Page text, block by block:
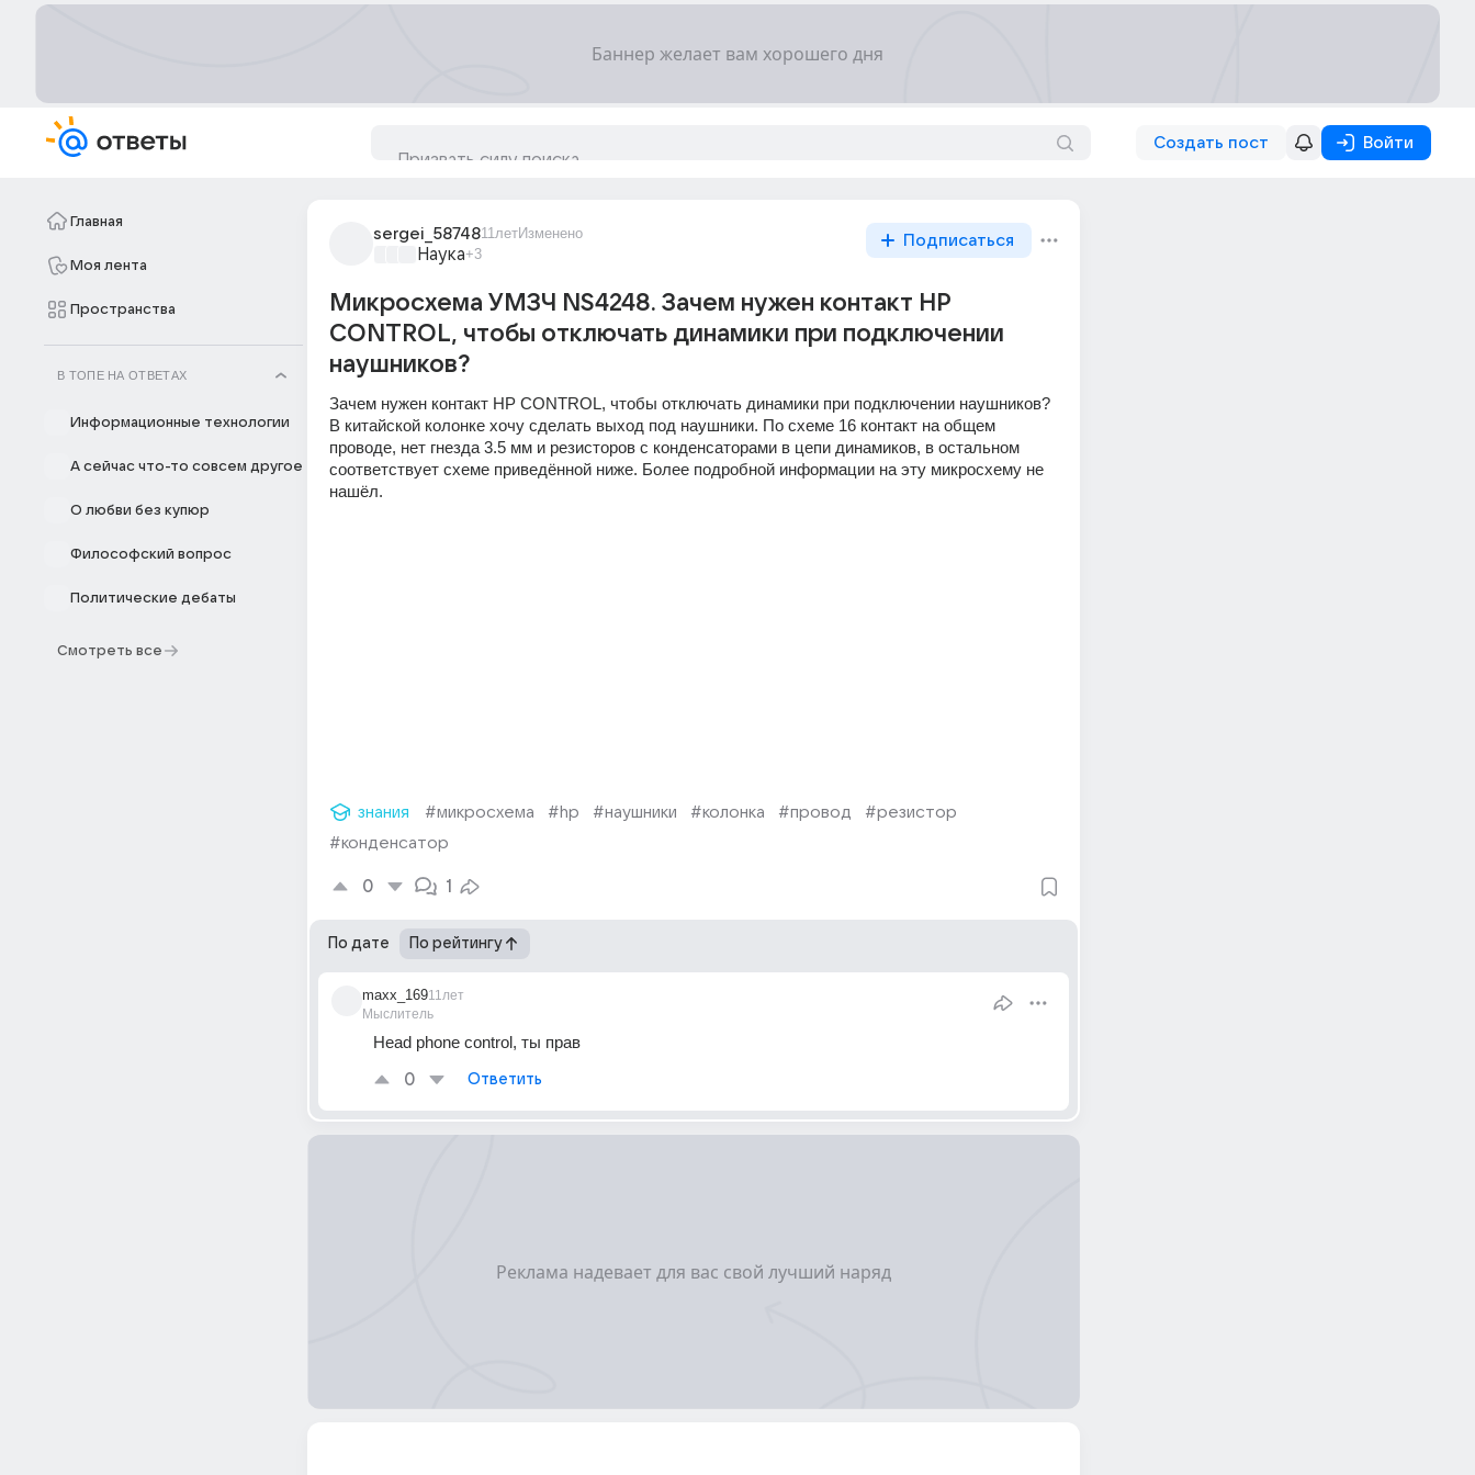
Создать пост Войти
Главная
Моя лента
Пространства
В ТОПЕ НА ОТВЕТАХ
Информационные технологии
А сейчас что-то совсем другое
О любви без купюр
Философский вопрос
Политические дебаты
Смотреть все
sergei_5874811летИзменено
Наука+3
Подписаться
Микросхема УМЗЧ NS4248. Зачем нужен контакт HP
CONTROL, чтобы отключать динамики при подключении
наушников?
Зачем нужен контакт HP CONTROL, чтобы отключать динамики при подключении наушников?
В китайской колонке хочу сделать выход под наушники. По схеме 16 контакт на общем
проводе, нет гнезда 3.5 мм и резисторов с конденсаторами в цепи динамиков, в остальном
соответствует схеме приведённой ниже. Более подробной информации на эту микросхему не
нашёл.
знания #микросхема #hp #наушники #колонка #провод
#резистор
#конденсатор
0 1
По дате По рейтингу
maxx_169
Мыслитель
11лет
Head phone control, ты прав
0 Ответить